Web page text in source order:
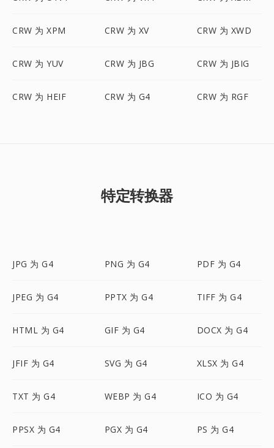
CRW 为 XPM CRW 为 XV CRW 为 XWD
CRW 为 YUV CRW 为 JBG CRW 为 JBIG
CRW 为 HEIF CRW 为 G4 CRW 为 RGF
特定转换器
JPG 为 G4 PNG 为 G4 PDF 为 G4
JPEG 为 G4 PPTX 为 G4 TIFF 为 G4
HTML 为 G4 GIF 为 G4 DOCX 为 G4
JFIF 为 G4 SVG 为 G4 XLSX 为 G4
TXT 为 G4 WEBP 为 G4 ICO 为 G4
PPSX 为 G4 PGX 为 G4 PS 为 G4